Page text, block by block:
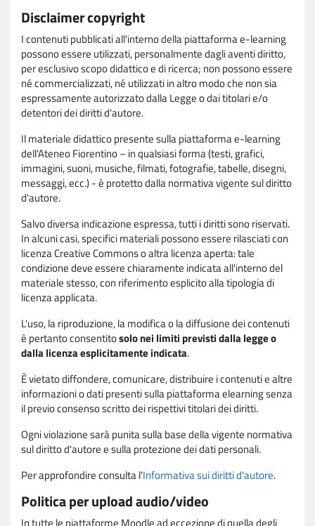
Disclaimer copyright
I contenuti pubblicati all'interno della piattaforma e-learning
possono essere utilizzati, personalmente dagli aventi diritto,
per esclusivo scopo didattico e di ricerca; non possono essere
né commercializzati, né utilizzati in altro modo che non sia
espressamente autorizzato dalla Legge o dai titolari e/o
detentori dei diritti d'autore.
Il materiale didattico presente sulla piattaforma e-learning
dell'Ateneo Fiorentino – in qualsiasi forma (testi, grafici,
immagini, suoni, musiche, filmati, fotografie, tabelle, disegni,
messaggi, ecc.) - è protetto dalla normativa vigente sul diritto
d'autore.
Salvo diversa indicazione espressa, tutti i diritti sono riservati.
In alcuni casi, specifici materiali possono essere rilasciati con
licenza Creative Commons o altra licenza aperta: tale
condizione deve essere chiaramente indicata all'interno del
materiale stesso, con riferimento esplicito alla tipologia di
licenza applicata.
L'uso, la riproduzione, la modifica o la diffusione dei contenuti
è pertanto consentitosolo nei limiti previsti dalla legge o
dalla licenza esplicitamente indicata.
È vietato diffondere, comunicare, distribuire i contenuti e altre
informazioni o dati presenti sulla piattaforma elearning senza
il previo consenso scritto dei rispettivi titolari dei diritti.
Ogni violazione sarà punita sulla base della vigente normativa
sul diritto d'autore e sulla protezione dei dati personali.
Per approfondire consulta l'Informativa sui diritti d'autore.
Politica per upload audio/video
In tutte le piattaforme Moodle ad eccezione di quella degli